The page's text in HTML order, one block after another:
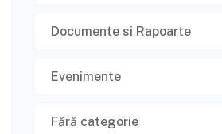
Documente si Rapoarte
Evenimente
Fără categorie